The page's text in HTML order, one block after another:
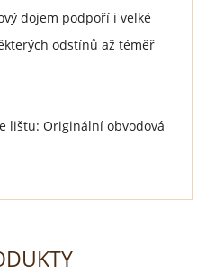
dojem podpoří i velké
odstínů až téměř
lištu: Originální obvodová